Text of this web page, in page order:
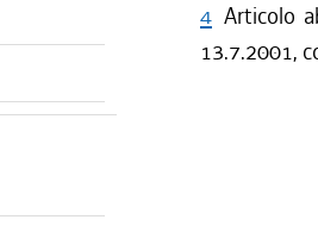
4 Articolo
13.7.2001,